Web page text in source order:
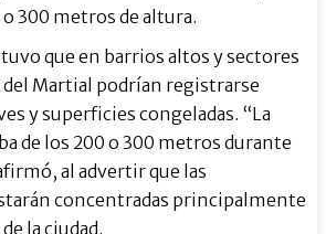
300 metros de altura.
que en barrios altos y sectores
del Martial podrían registrarse
y superficies congeladas. “La
de los 200 o 300 metros durante
al advertir que las
concentradas principalmente
la ciudad.